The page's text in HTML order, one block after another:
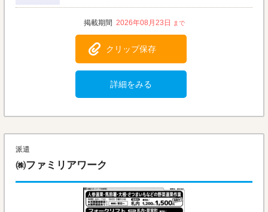
2026年08月23日
クリップ保存
詳細をみる
派遣
㈱ファミリアワーク